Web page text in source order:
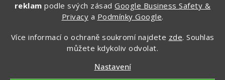
reklam podle svých zásadGoogle Business Safety &
Privacy a Podmínky Google.
Více informací o ochraně soukromí najdete zde. Souhlas
můžete kdykoliv odvolat.
Nastavení